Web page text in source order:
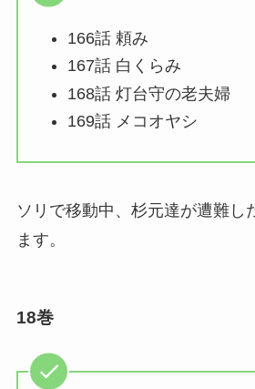
166話 頼み
167話 白くらみ
168話 灯台守の老夫婦
169話 メコオヤシ
ソリで移動中、杉元達が遭難し
ます。
18巻